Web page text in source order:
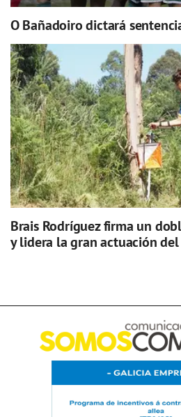
O Bañadoiro dictará
Brais Rodríguez firma un
y lidera la gran actuación